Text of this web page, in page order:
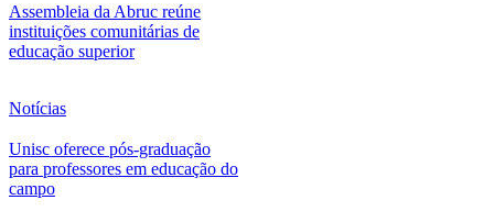
Assembleia da Abruc reúne
instituições comunitárias de
educação superior
Notícias
Unisc oferece pós-graduação
para professores em educação do
campo